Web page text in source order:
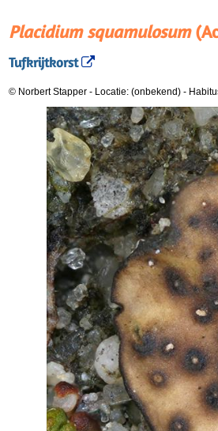
Placidium squamulosum
Tufkrijtkorst
© Norbert Stapper - Locatie: (onbekend) -